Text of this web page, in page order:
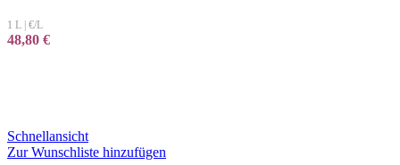
1 L €/L
48,80 €
Schnellansicht
Zur Wunschliste hinzufügen